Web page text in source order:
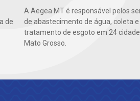
de
A Aegea MT é responsável pelos
de abastecimento de água, coleta e
tratamento de esgoto em 24
Mato Grosso.